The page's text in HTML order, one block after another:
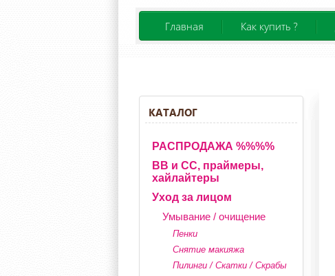
Главная Как купить ?
КАТАЛОГ
РАСПРОДАЖА %%%%
BB и CC, праймеры,
хайлайтеры
Уход за лицом
Умывание / очищение
Пенки
Снятие макияжа
Пилинги / Скатки / Скрабы